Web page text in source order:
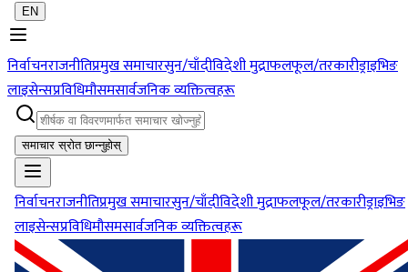
EN
निर्वाचनराजनीतिप्रमुख समाचारसुन/चाँदीविदेशी मुद्राफलफूल/तरकारीड्राइभिङ
लाइसेन्सप्रविधिमौसमसार्वजनिक व्यक्तित्वहरू
समाचार स्रोत छान्नुहोस्
निर्वाचनराजनीतिप्रमुख समाचारसुन/चाँदीविदेशी मुद्राफलफूल/तरकारीड्राइभिङ
लाइसेन्सप्रविधिमौसमसार्वजनिक व्यक्तित्वहरू